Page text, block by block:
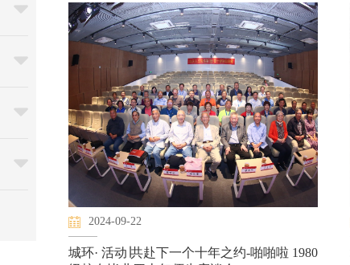
2024-09-22
城环· 活动∣共赴下一个十年之约-啪啪啦 1980